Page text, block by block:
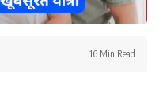
16 Min Read